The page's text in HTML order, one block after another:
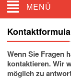
MENÜ
Wenn Sie Fragen
kontaktieren. Wir
möglich zu